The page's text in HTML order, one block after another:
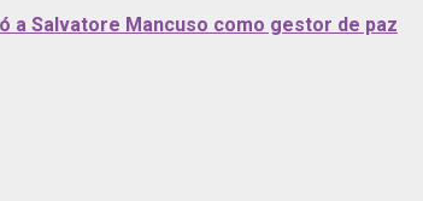
a Salvatore Mancuso como gestor de paz